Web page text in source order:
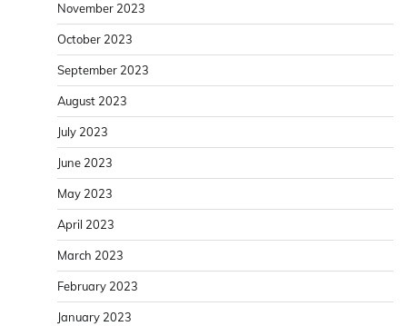
November 2023
October 2023
September 2023
August 2023
July 2023
June 2023
May 2023
April 2023
March 2023
February 2023
January 2023